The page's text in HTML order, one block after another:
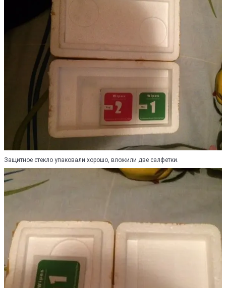
Защитное стекло упаковали хорошо, вложили две салфетки.